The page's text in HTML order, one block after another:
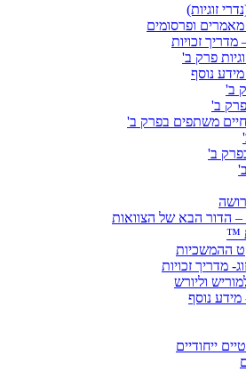
זוגיות)
מאמרים ופרסומים
מדריך זכויות
פרק ב'
מידע נוסף
ב'
ב'
משתפים בפרק ב'
בפרק ב'
הדור הבא של הצוואות
™
ההמשכיות
מדריך זכויות
וליורש
מידע נוסף
ייחודיים